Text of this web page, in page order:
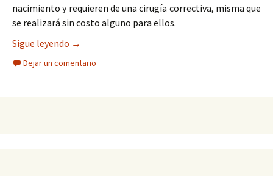
nacimiento y requieren de una cirugía correctiva, misma que
se realizará sin costo alguno para ellos.
Sigue leyendo Arranca Campaña de Detección Oportuna de
→
Dejar un comentario